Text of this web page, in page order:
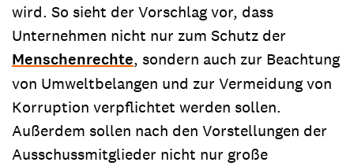
wird. So sieht der Vorschlag vor, dass
Unternehmen nicht nur zum Schutz der
Menschenrechte, sondern auch zur Beachtung
von Umweltbelangen und zur Vermeidung von
Korruption verpflichtet werden sollen.
Außerdem sollen nach den Vorstellungen der
Ausschussmitglieder nicht nur große